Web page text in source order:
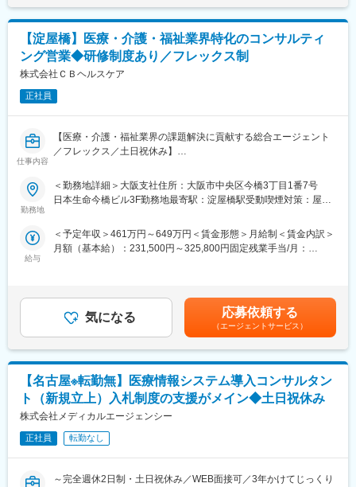
営視点を身につけられる
・医療という社会性の高い領域で、現場・地域への貢献を実感で
きる
■当社のビジョン：
超高齢化社会の日本において、医療・介護は社会インフラとして
非常に重要な役割が求められており、地域社会を支える礎となっ
営課題を解決し、病院の価値や医療サービス品質向上を推進する
ことで、日本の医療を産業として維持していくことを目標に日々
変更の範囲：会社の定める業務
・新規紹介契約のアプローチや締結 等
※医療機関で働いているその他の職種（医療機関経営における事務
等）についても担当をしていただく可能性があります。
■業務の魅力：
・医師・医療機関双方の幸せだけでなく、その先の患者の安心ま
で生むことのできる社会貢献性の高い仕事です。
・当社事業の要でもあり、会社全体への事業貢献インパクトが大
きいポジションです。業界未経験でも多くの中途入社社員が活躍
しています。
■働き方：
有給取得60％以上の必達や共働き家庭を対象とした託児費補助制
度や育児短時間勤務制度などで子育て中の方も多数在籍してお
■研修制度：
入社後は入社時研修にて基本知識を学んでいただいた後、OJTで
る知識を体系的に学んでいただけます（受検料全て会社負担）。
■エムステージについて：
当社は、医療領域に関わる人材紹介事業を中心に産業保健事業、
黒字経営で「ベストベンチャー100」に選出される他、「ホワイ
ト企業認定2025」にてプラチナ認定を取得しています。
変更の範囲：会社の定める部署への配置転換あり（出向等を含
む）
額であり、選考を通じて上下する可能性があります。月給(月額)は
固定手当を含めた表記です。
【淀屋橋】医療・介護・福祉業界特化のコンサルティ
ング営業◆研修制度あり／フレックス制
株式会社ＣＢヘルスケア
正社員
仕事内容
【医療・介護・福祉業界の課題解決に貢献する総合エージェント
／フレックス／土日祝休み】
■求人概要：
医療・介護・福祉業界（薬局・病院・クリニック・介護福祉施設
お任せします。
◇新規顧客開拓
・医療・介護福祉施設への架電、訪問、ウェビナー開催
・地域ネットワークを活かしたアプローチによる提案営業
◇M&A（事業承継支援）
・後継者不在などの課題に対し、売手・買手のマッチングからＰ
ＭＩまで対応
◇ 経営改善支援
・財務分析、ヒアリングに基づく課題抽出
◇事業開発支援
勤務地
＜勤務地詳細＞大阪支社住所：大阪市中央区今橋3丁目1番7号
日本生命今橋ビル3F勤務地最寄駅：淀屋橋駅受動喫煙対策：屋内
給与
＜予定年収＞461万円～649万円＜賃金形態＞月給制＜賃金内訳＞
月額（基本給）：231,500円～325,800円固定残業手当/月：
手当：残業有無に関わらず25時間分支給／25時間超過分は追加別
途支給賃金はあくまでも目安の金額であり、選考を通じて上下す
る可能性があります。月給(月額)は固定手当を含めた表記です。
気になる 応募依頼する
（エージェントサービス）
【名古屋※転勤無】医療情報システム導入コンサルタン
ト（新規立上）入札制度の支援がメイン◆土日祝休み
株式会社メディカルエージェンシー
正社員 転勤なし
～完全週休2日制・土日祝休み／WEB面接可／3年かけてじっくり